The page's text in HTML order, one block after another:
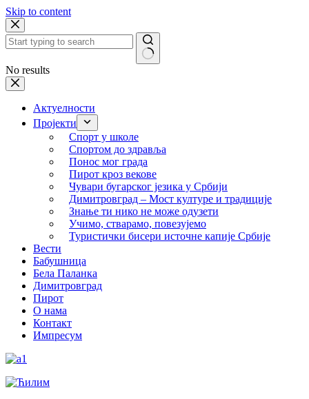
Skip to content
No results
Актуелности
Пројекти
Спорт у школе
Спортом до здравља
Понос мог града
Пирот кроз векове
Чувари бугарског језика у Србији
Димитровград – Мост културе и традиције
Знање ти нико не може одузети
Учимо, стварамо, повезујемо
Туристички бисери источне капије Србије
Вести
Бабушница
Бела Паланка
Димитровград
Пирот
О нама
Контакт
Импресум